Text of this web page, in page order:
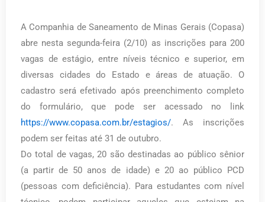
A Companhia de Saneamento de Minas Gerais (Copasa)
abre nesta segunda-feira (2/10) as inscrições para 200
vagas de estágio, entre níveis técnico e superior, em
diversas cidades do Estado e áreas de atuação. O
cadastro será efetivado após preenchimento completo
do formulário, que pode ser acessado no link
https://www.copasa.com.br/estagios/. As inscrições
podem ser feitas até 31 de outubro.
Do total de vagas, 20 são destinadas ao público sênior
(a partir de 50 anos de idade) e 20 ao público PCD
(pessoas com deficiência). Para estudantes com nível